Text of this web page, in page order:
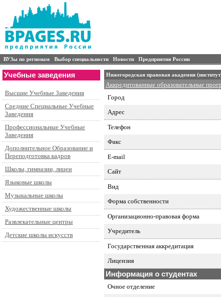
ВУЗы по регионам Выбор специальности Новости Предприятия России
Учебные заведения
Высшие Учебные Заведения
Средние Специальные Учебные
Заведения
Профессиональные Учебные
Заведения
Дополнительное Образование и
Переподготовка кадров
Школы, гимназии, лицеи
Языковые школы
Музыкальные школы
Художественные школы
Развлекательные центры
Детские школы искусств
Нижегородская правовая академия
Аккредитованные образовательные
Город
Адрес
Телефон
Факс
E-mail
Сайт
Вид
Форма собственности
Организационно-правовая форма
Учредитель
Государственная аккредитация
Лицензия
Информация о студентах
Очное отделение